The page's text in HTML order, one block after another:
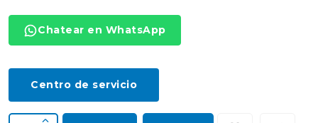
Chatear en WhatsApp
Centro de servicio